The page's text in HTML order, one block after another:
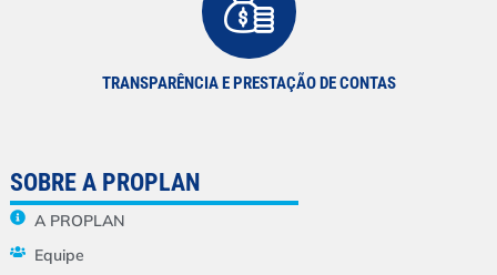
TRANSPARÊNCIA E PRESTAÇÃO DE CONTAS
SOBRE A PROPLAN
A PROPLAN
Equipe